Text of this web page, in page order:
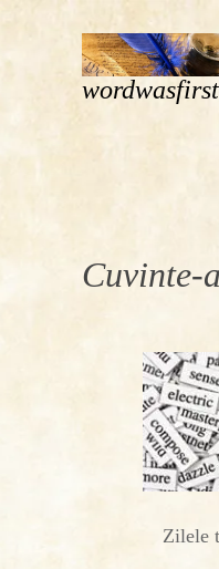
wordwasfirst
Cuvinte-
Zilele